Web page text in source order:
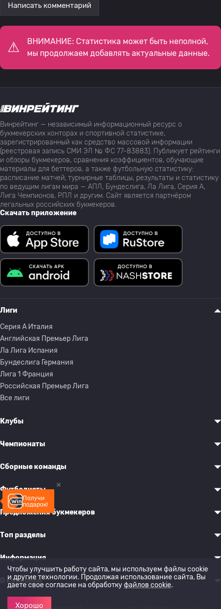
Написать комментарий
ВНИМАНИЕ: Статистика может быть неполной,
мы продолжаем добавлять актуальные данные.
Получи
подарок!
Винрейтинг — независимый информационный ресурс о
букмекерских конторах и спортивной статистике,
зарегистрированный как средство массовой информации
(реестровая запись СМИ ЭЛ № ФС 77-83883). Публикует рейтинги
и обзоры букмекеров, сравнения коэффициентов, обучающие
материалы для беттеров, а также футбольную статистику:
расписание матчей, турнирные таблицы, результаты и статистику
по ведущим лигам мира — АПЛ, Бундеслига, Ла Лига, Серия А,
Лига Чемпионов, РПЛ и другим. Сайт является партнёром
легальных российских букмекеров.
Скачать приложение
Лиги
Серия A Италия
Английская Премьер Лига
Ла Лига Испания
Бундеслига Германия
Лига 1 Франция
Российская Премьер Лига
Все лиги
Клубы
Чемпионаты
Сборные команды
Футболисты
Предложения букмекеров
Топ разделы
Информация
О компании
Чтобы улучшить работу сайта, мы используем файлы cookie
и другие технологии. Продолжая использование сайта, Вы
даете свое согласие на обработкуфайлов cookie.
Хорошо